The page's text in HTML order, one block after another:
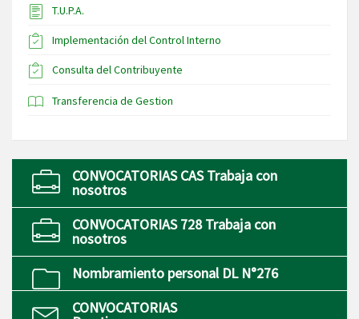
T.U.P.A.
Implementación del Control Interno
Consulta del Contribuyente
Transferencia de Gestion
CONVOCATORIAS CAS Trabaja con
nosotros
CONVOCATORIAS 728 Trabaja con
nosotros
Nombramiento personal DL N°276
CONVOCATORIAS